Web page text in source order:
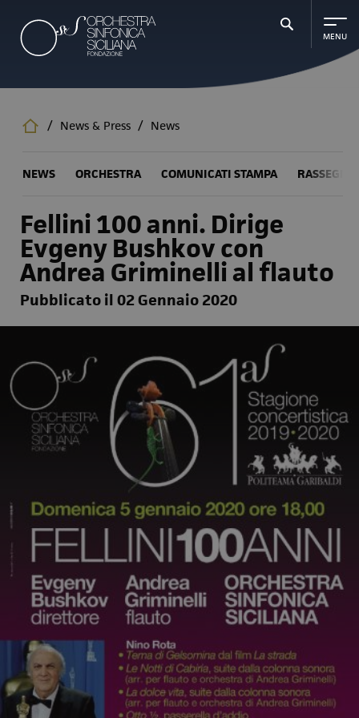
contenuto
principale
/ News & Press / News
NEWS ORCHESTRA COMUNICATI STAMPA
Fellini 100 anni. Dirige
Evgeny Bushkov con
Andrea Griminelli al flauto
Pubblicato il 02 Gennaio 2020